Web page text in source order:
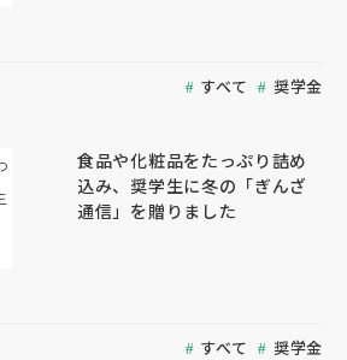
すべて 奨学金
食品や化粧品をたっぷり詰め
込み、奨学生に冬の「ぎんざ
通信」を贈りました
すべて 奨学金